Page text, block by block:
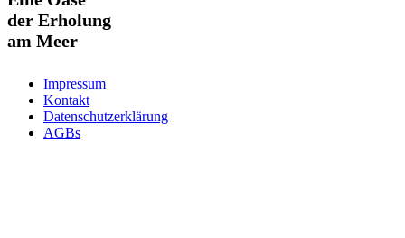
der Erholung
am Meer
Impressum
Kontakt
Datenschutzerklärung
AGBs